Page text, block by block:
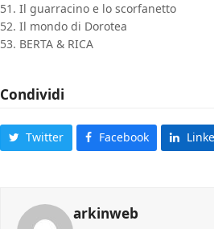
51. Il guarracino e lo scorfanetto
52. Il mondo di Dorotea
53. BERTA & RICA
Condividi
Twitter Facebook
arkinweb